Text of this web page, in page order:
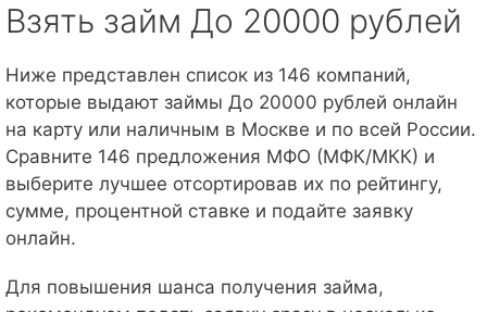
Взять займ До 20000 рублей
Ниже представлен список из 146 компаний,
которые выдают займы До 20000 рублей онлайн
на карту или наличным в Москве и по всей России.
Сравните 146 предложения МФО (МФК/МКК) и
выберите лучшее отсортировав их по рейтингу,
сумме, процентной ставке и подайте заявку
онлайн.
Для повышения шанса получения займа,